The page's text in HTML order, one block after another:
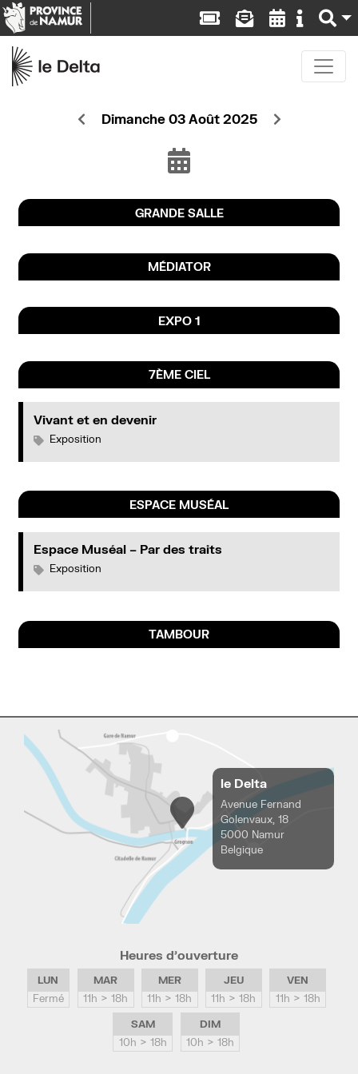
Dimanche 03 Août 2025
GRANDE SALLE
MÉDIATOR
EXPO 1
7ÈME CIEL
Vivant et en devenir
Exposition
ESPACE MUSÉAL
Espace Muséal – Par des traits
Exposition
TAMBOUR
le Delta
Avenue Fernand
Golenvaux, 18
5000 Namur
Belgique
Heures d’ouverture
LUN
Fermé
MAR
11h > 18h
MER
11h > 18h
JEU
11h > 18h
VEN
11h > 18h
SAM
10h > 18h
DIM
10h > 18h